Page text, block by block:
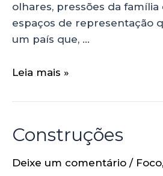
olhares, pressões da
espaços de representação
um país que, …
Leia mais »
Construções
Deixe um comentário / Foco,